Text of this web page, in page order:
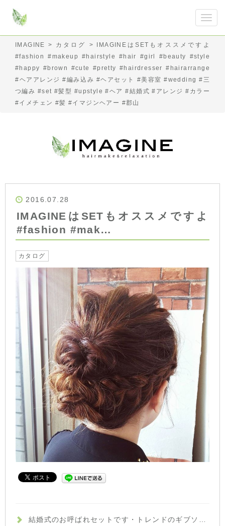
IMAGINE > カタログ >
IMAGINEはSETもオススメですよ
#fashion #makeup #hairstyle #hair #girl #beauty #style
#happy #brown #cute #pretty #hairdresser #hairarrange
#ヘアアレンジ #編み込み #ヘアセット #美容室 #wedding #三
つ編み #set #髪型 #upstyle #ヘア #結婚式 #アレンジ #カラー
#イメチェン #髪 #イマジンヘアー #郡山
2016.07.28
IMAGINEはSETもオススメですよ
#fashion #mak…
カタログ
結婚式のお呼ばれセットです️・トレンドのギブソンタックで少しクラシカルな雰囲気に☆ハイトーンの髪色が、ほどよく軽さを出してくれています♪・サイドから作ったフィッシュボーンがさりげないポイントに・来月も、まだまだ結婚式シーズンが続いています。セットでお悩みの方は、何でもご相談下さいね！・イマジン富久山 山崎・#hair #hairstyle #fashion #makeup #beauty #hairarrange #ヘア #ファッション #メイクアップ #ビューティ #ヘアアレンジ #ヘアセット #ギブソンタック #フィッシュボーン #結婚式ヘアセット #お呼ばれヘア #福島 #郡山美容室 #富久山 #美容室イマジン #イマジンヘアー